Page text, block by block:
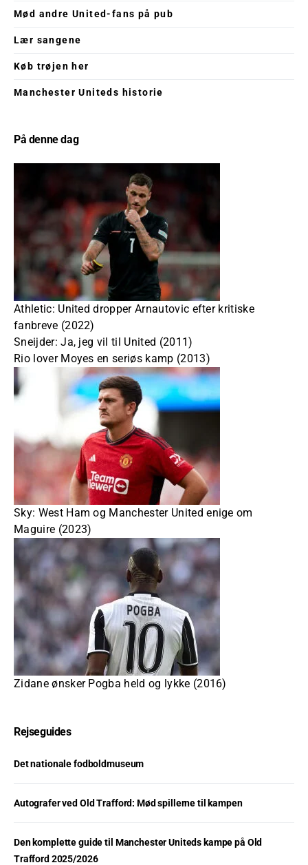
Mød andre United-fans på pub
Lær sangene
Køb trøjen her
Manchester Uniteds historie
På denne dag
Athletic: United dropper Arnautovic efter kritiske
fanbreve (2022)
Sneijder: Ja, jeg vil til United (2011)
Rio lover Moyes en seriøs kamp (2013)
Sky: West Ham og Manchester United enige om
Maguire (2023)
Zidane ønsker Pogba held og lykke (2016)
Rejseguides
Det nationale fodboldmuseum
Autografer ved Old Trafford: Mød spillerne til kampen
Den komplette guide til Manchester Uniteds kampe på Old
Trafford 2025/2026